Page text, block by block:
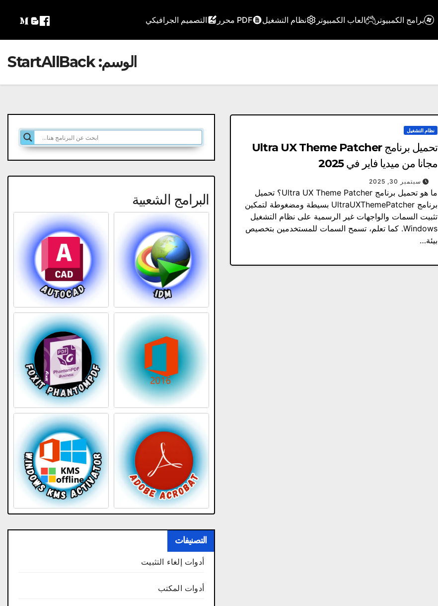
برامج الكمبيوتر العاب الكمبيوتر نظام التشغيل PDF محرر التصميم الجرافيكي
الوسم:StartAllBack
نظام التشغيل
تحميل برنامج Ultra UX Theme Patcher
مجانا من ميديا ​​فاير في 2025
سبتمبر 30, 2025
ما هو تحميل برنامج Ultra UX Theme Patcher؟ تحميل
برنامج UltraUXThemePatcher بسيطة ومضغوطة لتمكين
تثبيت السمات والواجهات غير الرسمية على نظام التشغيل
Windows. كما تعلم، تسمح السمات للمستخدمين بتخصيص
بيئة…
البرامج الشعبية
التصنيفات
أدوات إلغاء التثبيت
أدوات المكتب